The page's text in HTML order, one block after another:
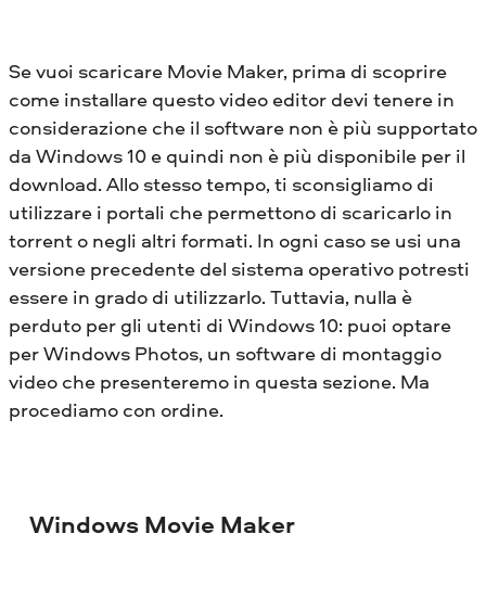
Se vuoi scaricare Movie Maker, prima di scoprire
come installare questo video editor devi tenere in
considerazione che il software non è più supportato
da Windows 10 e quindi non è più disponibile per il
download. Allo stesso tempo, ti sconsigliamo di
utilizzare i portali che permettono di scaricarlo in
torrent o negli altri formati. In ogni caso se usi una
versione precedente del sistema operativo potresti
essere in grado di utilizzarlo. Tuttavia, nulla è
perduto per gli utenti di Windows 10: puoi optare
per Windows Photos, un software di montaggio
video che presenteremo in questa sezione. Ma
procediamo con ordine.
Windows Movie Maker